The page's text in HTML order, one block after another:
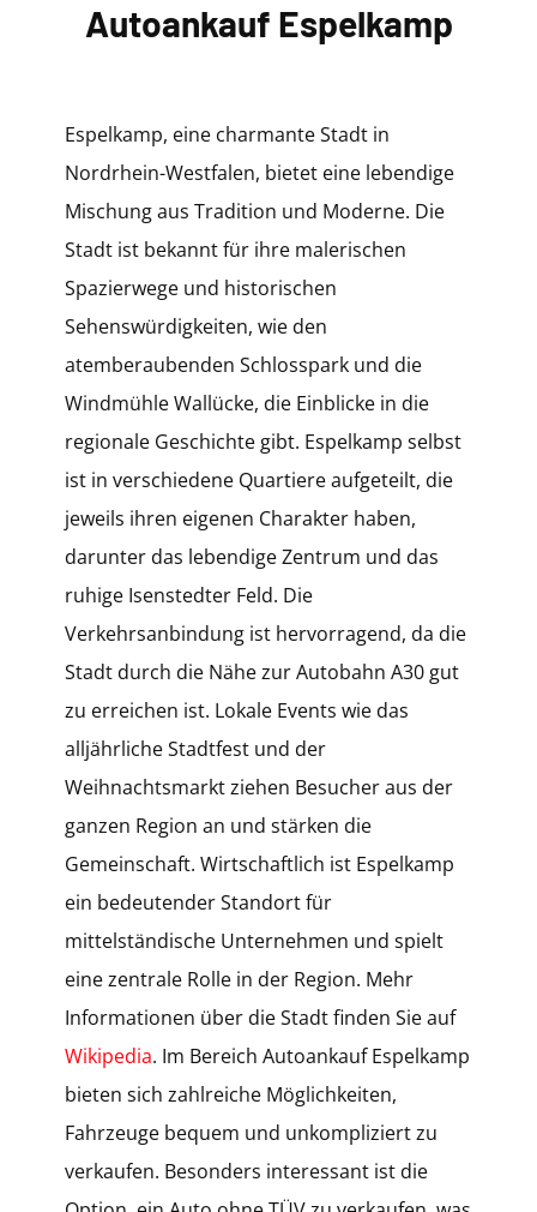
Autoankauf Espelkamp
Espelkamp, eine charmante Stadt in
Nordrhein-Westfalen, bietet eine lebendige
Mischung aus Tradition und Moderne. Die
Stadt ist bekannt für ihre malerischen
Spazierwege und historischen
Sehenswürdigkeiten, wie den
atemberaubenden Schlosspark und die
Windmühle Wallücke, die Einblicke in die
regionale Geschichte gibt. Espelkamp selbst
ist in verschiedene Quartiere aufgeteilt, die
jeweils ihren eigenen Charakter haben,
darunter das lebendige Zentrum und das
ruhige Isenstedter Feld. Die
Verkehrsanbindung ist hervorragend, da die
Stadt durch die Nähe zur Autobahn A30 gut
zu erreichen ist. Lokale Events wie das
alljährliche Stadtfest und der
Weihnachtsmarkt ziehen Besucher aus der
ganzen Region an und stärken die
Gemeinschaft. Wirtschaftlich ist Espelkamp
ein bedeutender Standort für
mittelständische Unternehmen und spielt
eine zentrale Rolle in der Region. Mehr
Informationen über die Stadt finden Sie auf
Wikipedia. Im Bereich Autoankauf Espelkamp
bieten sich zahlreiche Möglichkeiten,
Fahrzeuge bequem und unkompliziert zu
verkaufen. Besonders interessant ist die